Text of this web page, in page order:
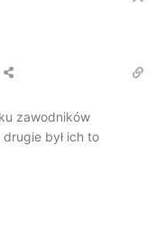
zawodników
był ich to